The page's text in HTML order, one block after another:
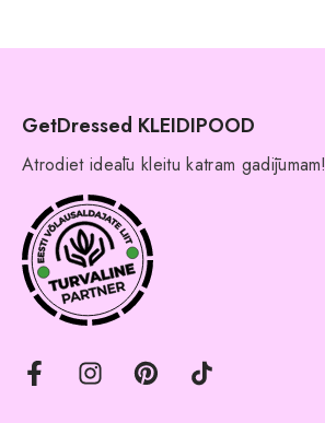
GetDressed KLEIDIPOOD
Atrodiet ideālu kleitu katram gadījumam!